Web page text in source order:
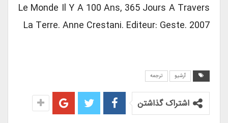
Le Monde Il Y A 100 Ans, 365 Jours A Travers
La Terre. Anne Crestani. Editeur: Geste. 2007
آرشیو ترجمه
اشتراک گذاشتن